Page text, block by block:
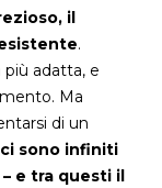
il
.
adatta, e
Ma
di un
ci sono infiniti
e tra questi il